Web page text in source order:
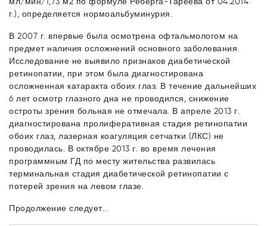
г.), определяется нормоальбуминурия.
В 2007 г. впервые была осмотрена офтальмологом на
предмет наличия осложнений основного заболевания.
Исследование не выявило признаков диабетической
ретинопатии, при этом была диагностирована
осложненная катаракта обоих глаз. В течение дальнейших
6 лет осмотр глазного дна не проводился, снижение
остроты зрения больная не отмечала. В апреле 2013 г.
диагностирована пролиферативная стадия ретинопатии
обоих глаз, лазерная коагуляция сетчатки (ЛКС) не
проводилась. В октябре 2013 г. во время лечения
программным ГД по месту жительства развилась
терминальная стадия диабетической ретинопатии с
потерей зрения на левом глазе.
Продолжение следует...